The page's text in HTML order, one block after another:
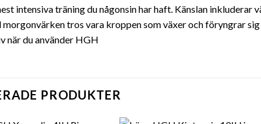
intensiva träning du någonsin har haft. Känslan inkluderar
tros vara kroppen som växer och föryngrar
när du använder HGH
PRODUKTER